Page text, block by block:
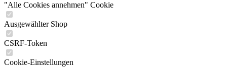
"Alle Cookies annehmen" Cookie
Ausgewählter Shop
CSRF-Token
Cookie-Einstellungen